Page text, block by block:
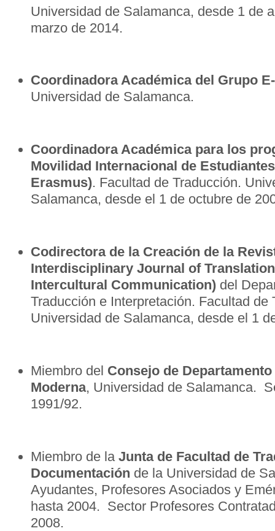
Universidad de Salamanca, desde 1 de
marzo de 2014.
Coordinadora Académica del Grupo
Universidad de Salamanca.
Coordinadora Académica para los
Movilidad Internacional de
Erasmus). Facultad de Traducción.
Salamanca, desde el 1 de octubre de
Codirectora de la Creación de la
Interdisciplinary Journal of
Intercultural Communication) del
Traducción e Interpretación. Facultad de
Universidad de Salamanca, desde el 1
Miembro del Consejo de
Moderna, Universidad de Salamanca.
1991/92.
Miembro de la Juntade Facultad de
Documentación de la Universidad de
Ayudantes, Profesores Asociados y
hasta 2004. Sector Profesores
2008.